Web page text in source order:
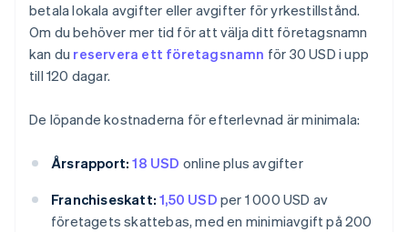
betala lokala avgifter eller avgifter för yrkestillstånd.
Om du behöver mer tid för att välja ditt företagsnamn
kan du reservera ett företagsnamn för 30 USD i upp
till 120 dagar.
De löpande kostnaderna för efterlevnad är minimala:
Årsrapport: 18 USD online plus avgifter
Franchiseskatt: 1,50 USD per 1 000 USD av
företagets skattebas, med en minimiavgift på 200